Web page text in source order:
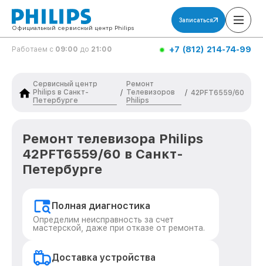
Официальный сервисный центр Philips
Записаться
Работаем с 09:00 до 21:00 +7 (812) 214-74-99
Сервисный центр
Philips в Санкт-
Петербурге
/
Ремонт
Телевизоров
Philips
/ 42PFT6559/60
Ремонт телевизора Philips
42PFT6559/60 в Санкт-
Петербурге
Полная диагностика
Определим неисправность за счет
мастерской, даже при отказе от ремонта.
Доставка устройства